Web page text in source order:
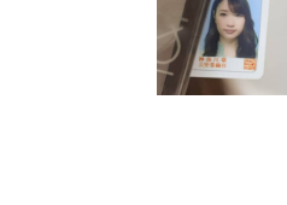
ITエンジニ